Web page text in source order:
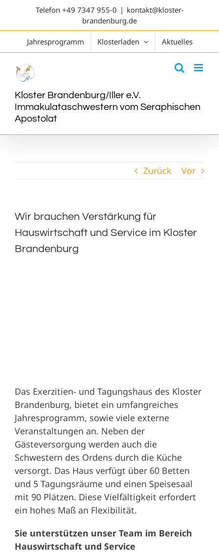
Telefon +49 7347 955-0 | kontakt@kloster-
brandenburg.de
Jahresprogramm Klosterladen Aktuelles
Kloster Brandenburg/Iller e.V.
Immakulataschwestern vom Seraphischen
Apostolat
Zurück Vor
Wir brauchen Verstärkung für
Hauswirtschaft und Service im Kloster
Brandenburg
Das Exerzitien- und Tagungshaus des Kloster
Brandenburg, bietet ein umfangreiches
Jahresprogramm, sowie viele externe
Veranstaltungen an. Neben der
Gästeversorgung werden auch die
Schwestern des Ordens durch die Küche
versorgt. Das Haus verfügt über 60 Betten
und 5 Tagungsräume und einen Speisesaal
mit 90 Plätzen. Diese Vielfältigkeit erfordert
ein hohes Maß an Flexibilität.
Sie unterstützen unser Team im Bereich
Hauswirtschaft und Service